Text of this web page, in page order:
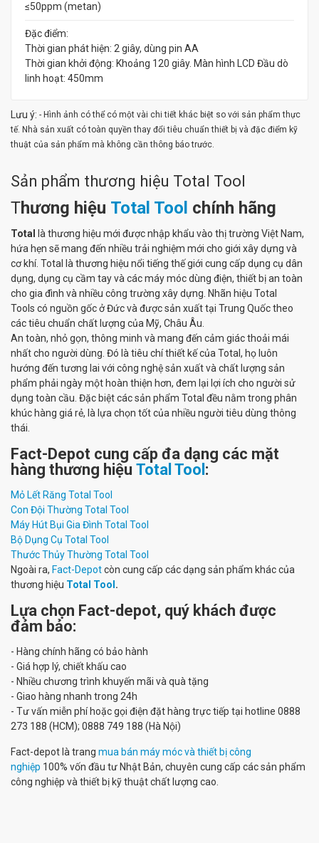
≤50ppm (metan)
Đặc điểm:
Thời gian phát hiện: 2 giây, dùng pin AA
Thời gian khởi động: Khoảng 120 giây. Màn hình LCD Đầu dò
linh hoạt: 450mm
Lưu ý: - Hình ảnh có thể có một vài chi tiết khác biệt so với sản phẩm thực
tế. Nhà sản xuất có toàn quyền thay đổi tiêu chuẩn thiết bị và đặc điểm kỹ
thuật của sản phẩm mà không cần thông báo trước.
Sản phẩm thương hiệu Total Tool
Thương hiệu Total Tool chính hãng
Total
là thương hiệu mới được nhập khẩu vào thị trường Việt Nam,
hứa hẹn sẽ mang đến nhiều trải nghiệm mới cho giới xây dựng và
cơ khí. Total là thương hiệu nổi tiếng thế giới cung cấp dụng cụ dân
dụng, dụng cụ cầm tay và các máy móc dùng điện, thiết bị an toàn
cho gia đình và nhiều công trường xây dựng. Nhãn hiệu Total
Tools có nguồn gốc ở Đức và được sản xuất tại Trung Quốc theo
các tiêu chuẩn chất lượng của Mỹ, Châu Âu.
An toàn, nhỏ gọn, thông minh và mang đến cảm giác thoải mái
nhất cho người dùng. Đó là tiêu chí thiết kế của Total, họ luôn
hướng đến tương lai với công nghệ sản xuất và chất lượng sản
phẩm phải ngày một hoàn thiện hơn, đem lại lợi ích cho người sử
dụng toàn cầu. Đặc biệt các sản phẩm Total đều nằm trong phân
khúc hàng giá rẻ, là lựa chọn tốt của nhiều người tiêu dùng thông
thái.
Fact-Depot cung cấp đa dạng các mặt
hàng thương hiệu Total Tool :
Mỏ Lết Răng Total Tool
Con Đội Thường Total Tool
Máy Hút Bụi Gia Đình Total Tool
Bộ Dụng Cụ Total Tool
Thước Thủy Thường Total Tool
Ngoài ra, Fact-Depotcòn cung cấp các dạng sản phẩm khác của
thương hiệu Total Tool .
Lựa chọn Fact-depot, quý khách được
đảm bảo:
- Hàng chính hãng có bảo hành
- Giá hợp lý, chiết khấu cao
- Nhiều chương trình khuyến mãi và quà tặng
- Giao hàng nhanh trong 24h
- Tư vấn miễn phí hoặc gọi điện đặt hàng trực tiếp tại hotline 0888
273 188 (HCM); 0888 749 188 (Hà Nội)
Fact-depot là trang mua bán máy móc và thiết bị công
nghiệp 100% vốn đầu tư Nhật Bản, chuyên cung cấp các sản phẩm
công nghiệp và thiết bị kỹ thuật chất lượng cao.